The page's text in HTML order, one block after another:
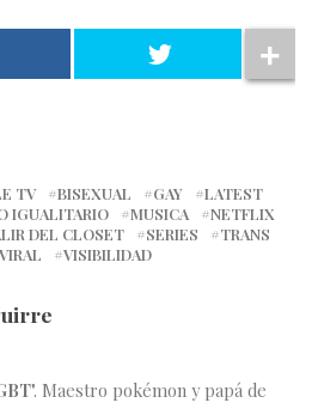
TV BISEXUAL GAY
LATEST
IGUALITARIO MUSICA
NETFLIX
DEL CLOSET SERIES
TRANS
VIRAL VISIBILIDAD
". Maestro pokémon y papá de